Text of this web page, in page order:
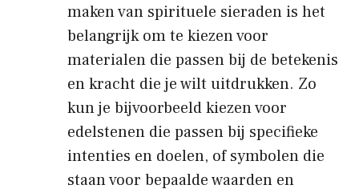
maken van spirituele sieraden is het
belangrijk om te kiezen voor
materialen die passen bij de betekenis
en kracht die je wilt uitdrukken. Zo
kun je bijvoorbeeld kiezen voor
edelstenen die passen bij specifieke
intenties en doelen, of symbolen die
staan voor bepaalde waarden en